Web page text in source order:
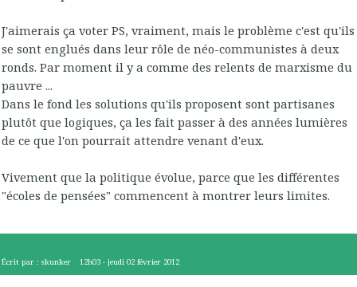
J'aimerais ça voter PS, vraiment, mais le problème c'est qu'ils
se sont englués dans leur rôle de néo-communistes à deux
ronds. Par moment il y a comme des relents de marxisme du
pauvre ...
Dans le fond les solutions qu'ils proposent sont partisanes
plutôt que logiques, ça les fait passer à des années lumières
de ce que l'on pourrait attendre venant d'eux.
Vivement que la politique évolue, parce que les différentes
"écoles de pensées" commencent à montrer leurs limites.
Écrit par : skunker 12h03 -jeudi 02 février 2012